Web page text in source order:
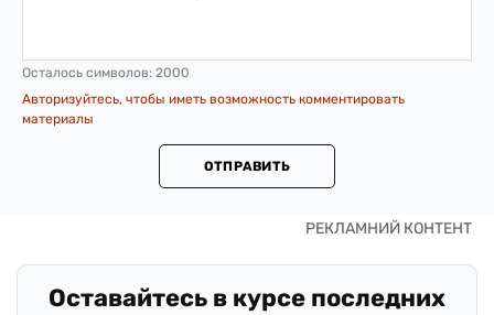
Осталось символов: 2000
Авторизуйтесь, чтобы иметь возможность комментировать
материалы
ОТПРАВИТЬ
Оставайтесь в курсе последних